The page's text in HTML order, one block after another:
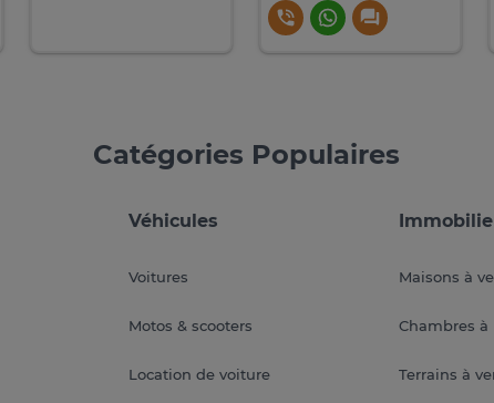
Catégories Populaires
Véhicules
Voitures
Motos & scooters
Location de voiture
Maisons à
Chambres à
Terrains à